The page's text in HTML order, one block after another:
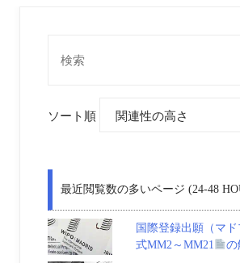
ソート順
最近閲覧数の多いページ (24-48
国際登録出願（マ
式MM2～MM21
の